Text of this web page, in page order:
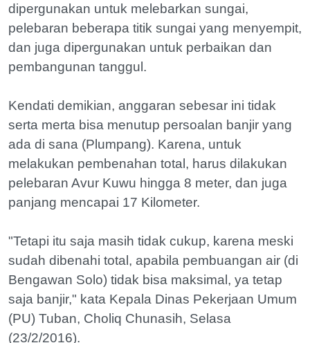
dipergunakan untuk melebarkan sungai,
pelebaran beberapa titik sungai yang menyempit,
dan juga dipergunakan untuk perbaikan dan
pembangunan tanggul.
Kendati demikian, anggaran sebesar ini tidak
serta merta bisa menutup persoalan banjir yang
ada di sana (Plumpang). Karena, untuk
melakukan pembenahan total, harus dilakukan
pelebaran Avur Kuwu hingga 8 meter, dan juga
panjang mencapai 17 Kilometer.
"Tetapi itu saja masih tidak cukup, karena meski
sudah dibenahi total, apabila pembuangan air (di
Bengawan Solo) tidak bisa maksimal, ya tetap
saja banjir," kata Kepala Dinas Pekerjaan Umum
(PU) Tuban, Choliq Chunasih, Selasa
(23/2/2016).